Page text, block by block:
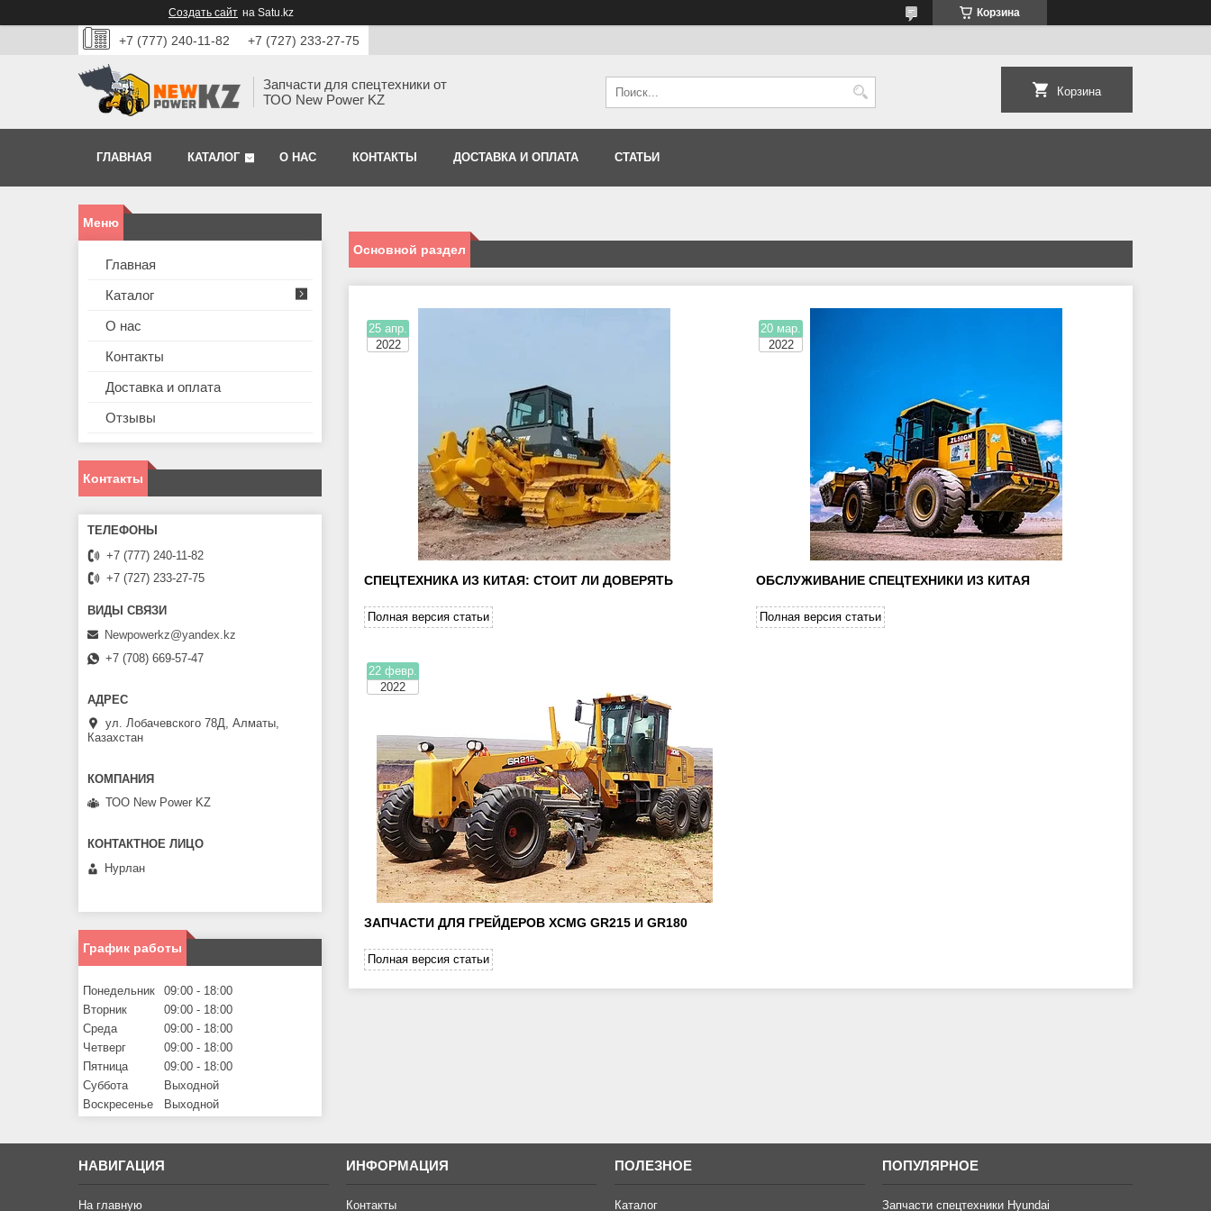
Создать сайт на Satu.kz Корзина
+7 (777) 240-11-82 +7 (727) 233-27-75
Запчасти для спецтехники от
ТОО New Power KZ
Корзина
ГЛАВНАЯ КАТАЛОГ О НАС КОНТАКТЫ ДОСТАВКА И ОПЛАТА СТАТЬИ
Основной раздел
25 апр.
2022
СПЕЦТЕХНИКА ИЗ КИТАЯ: СТОИТ ЛИ ДОВЕРЯТЬ
Полная версия статьи
20 мар.
2022
ОБСЛУЖИВАНИЕ СПЕЦТЕХНИКИ ИЗ КИТАЯ
Полная версия статьи
22 февр.
2022
ЗАПЧАСТИ ДЛЯ ГРЕЙДЕРОВ XCMG GR215 И GR180
Полная версия статьи
Главная
Каталог
О нас
Контакты
Доставка и оплата
Отзывы
Контакты
+7 (777) 240-11-82
+7 (727) 233-27-75
Newpowerkz@yandex.kz
+7 (708) 669-57-47
ул. Лобачевского 78Д, Алматы,
Казахстан
ТОО New Power KZ
Нурлан
График работы
Понедельник 09:00
18:00
Вторник
09:00
18:00
Среда
09:00
18:00
Четверг
09:00
18:00
Пятница
09:00
18:00
Суббота
Выходной
Воскресенье
Выходной
НАВИГАЦИЯ
На главную
ИНФОРМАЦИЯ
Контакты
ПОЛЕЗНОЕ
Каталог
ПОПУЛЯРНОЕ
Запчасти спецтехники Hyundai